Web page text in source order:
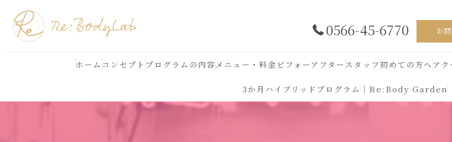
0566-45-6770 お
ホーム コンセプト プログラムの内容
結果が出る理由
メニュー・料金 ビフォーアフター スタッフ初めての方へ アク
3か月ハイブリッドプログラム｜Re:Body Garden